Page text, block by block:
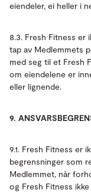
eiendeler, ei heller i
8.3. Fresh Fitness er
tap av Medlemmets
med seg til et Fresh
om eiendelene er
eller lignende.
9.
9.1. Fresh Fitness er
begrensninger som
Medlemmet, når
og Fresh Fitness